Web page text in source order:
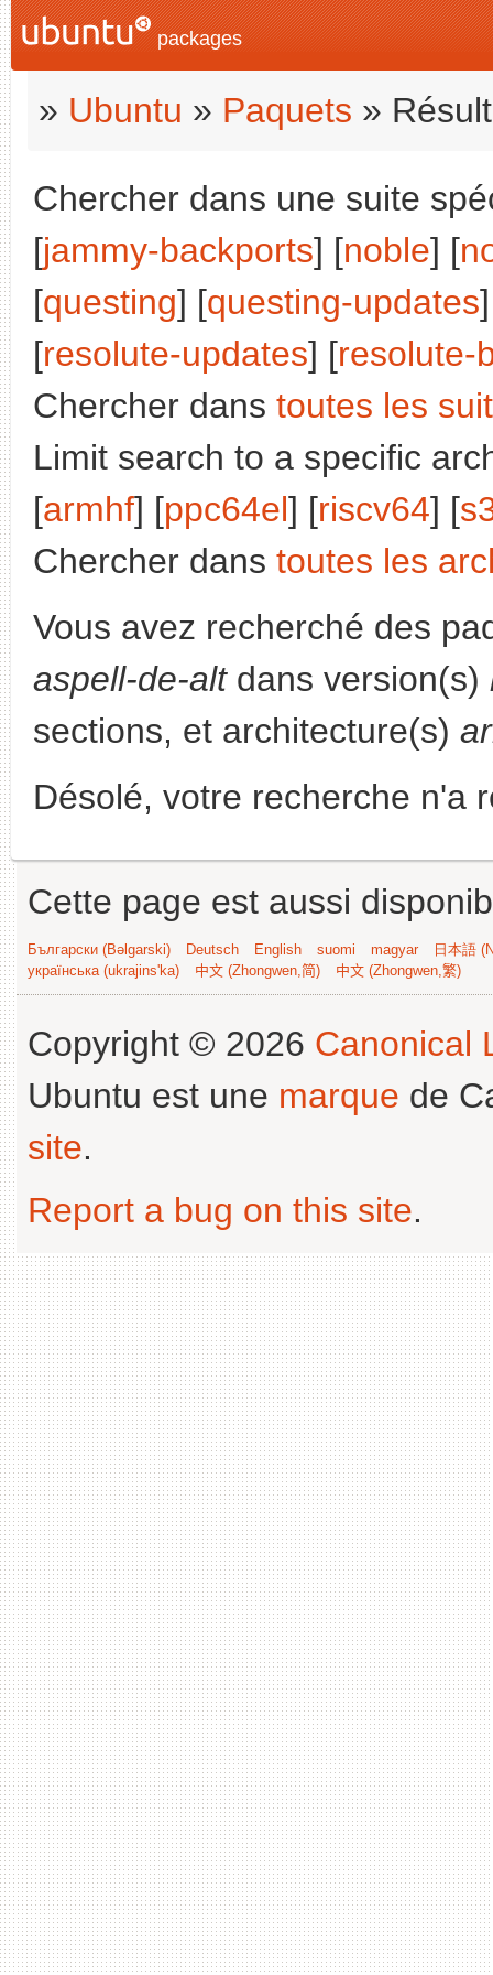
packages
» Ubuntu » Paquets »
Chercher dans une suite
[jammy-backports] [noble] [
[questing] [questing-updates
[resolute-updates] [resolute-
Chercher dans toutes les
Limit search to a specific
[armhf] [ppc64el] [riscv64] [
Chercher dans toutes les
Vous avez recherché des
aspell-de-altdans version(s)
sections, et architecture(s)
Désolé, votre recherche n'a
Cette page est aussi
Български (Bəlgarski) Deutsch English suomi magyar
日本語
українська (ukrajins'ka)
中文 (Zhongwen,简) 中文 (Zhongwen,繁)
Copyright © 2026 Canonical
Ubuntu est une marque de
site.
Report a bug on this site.